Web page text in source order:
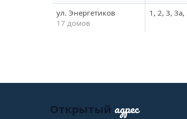
ул. Энергетиков
17 домов
1, 2, 3,
Открытый адрес